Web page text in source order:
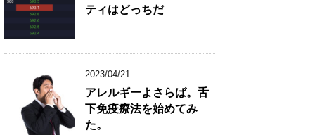
ティはどっちだ
2023/04/21
アレルギーよさらば。舌
下免疫療法を始めてみ
た。